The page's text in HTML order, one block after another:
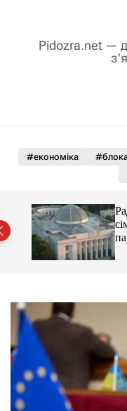
у
Pidozra.net —
#економіка